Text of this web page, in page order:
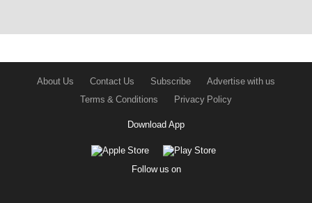
About Us Contact Us Subscribe
Advertise with us
Terms & Conditions
Privacy Policy
Download App
Follow us on